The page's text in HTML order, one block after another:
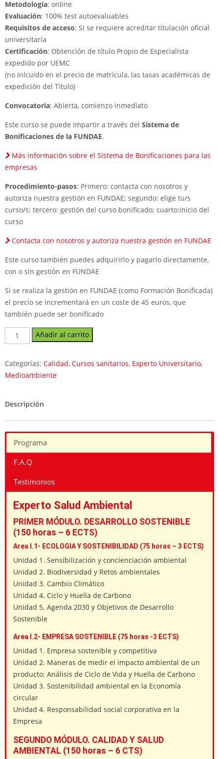
Metodología: online
Evaluación: 100% test autoevaluables
Requisitos de acceso: SI se requiere acreditar titulación oficial
universitaria
Certificación: Obtención de título Propio de Especialista
expedido por UEMC
(no inlcuido en el precio de matrícula, las tasas académicas de
expedición del Título)
Convocatoria: Abierta, comienzo inmediato
Este curso se puede impartir a través del Sistema de
Bonificaciones de la FUNDAE.
Más información sobre el Sistema de Bonificaciones para las
empresas
Procedimiento-pasos: Primero: contacta con nosotros y
autoriza nuestra gestión en FUNDAE; segundo: elige tu/s
curso/s; tercero: gestión del curso bonificado; cuarto:inicio del
curso
Contacta con nosotros y autoriza nuestra gestión en FUNDAE
Este curso también puedes adquirirlo y pagarlo directamente,
con o sin gestión en FUNDAE
Si se realiza la gestión en FUNDAE (como Formación Bonificada)
el precio se incrementará en un coste de 45 euros, que
también puede ser bonificado
Experto
Universitario
Gestión,
Calidad
Salud
Añadir al carrito
Categorías: Calidad, Cursos sanitarios, Experto Universitario,
Medioambiente
Descripción
Programa
F.A.Q
Testimonios
Experto Salud Ambiental
PRIMER MÓDULO. DESARROLLO SOSTENIBLE
(150 horas – 6 ECTS)
Area I.1- ECOLOGIA Y SOSTENIBILIDAD (75 horas – 3 ECTS)
Unidad 1. Sensibilización y concienciación ambiental
Unidad 2. Biodiversidad y Retos ambientales
Unidad 3. Cambio Climático
Unidad 4. Ciclo y Huella de Carbono
Unidad 5. Agenda 2030 y Objetivos de Desarrollo
Sostenible
Area I.2- EMPRESA SOSTENIBLE (75 horas -3 ECTS)
Unidad 1. Empresa sostenible y competitiva
Unidad 2. Maneras de medir el impacto ambiental de un
producto: Análisis de Ciclo de Vida y Huella de Carbono
Unidad 3. Sostenibilidad ambiental en la Economía
circular
Unidad 4. Responsabilidad social corporativa en la
Empresa
SEGUNDO MÓDULO. CALIDAD Y SALUD
AMBIENTAL (150 horas – 6 CTS)